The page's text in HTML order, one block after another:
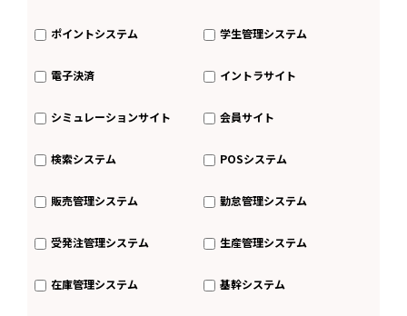
ポイントシステム 学生管理システム
電子決済 イントラサイト
シミュレーションサイト 会員サイト
検索システム POSシステム
販売管理システム 勤怠管理システム
受発注管理システム 生産管理システム
在庫管理システム 基幹システム